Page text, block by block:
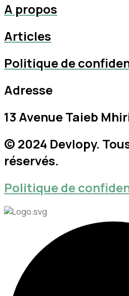
A propos
Articles
Politique de
Adresse
13 Avenue Taieb
© 2024 Devlopy.
réservés.
Politique de